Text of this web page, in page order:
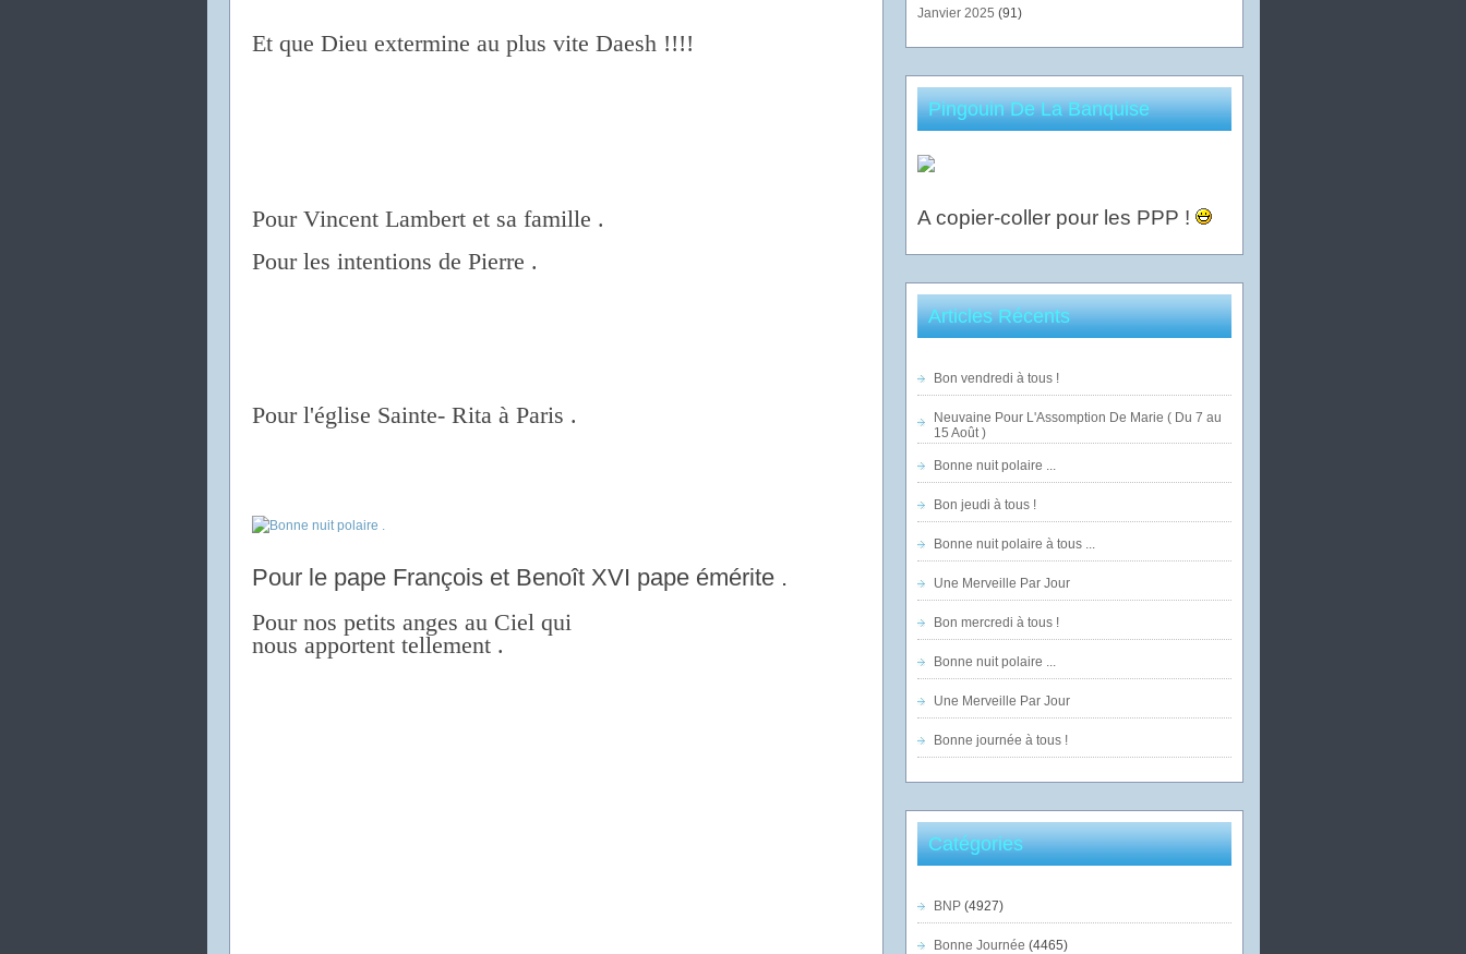
Et que Dieu extermine au plus vite Daesh!!!!
Pour Vincent Lambert et sa famille .
Pour les intentions de Pierre .
Pour l'église Sainte- Rita à Paris .
Pour le pape François et Benoît XVI pape émérite .
Pour nos petits anges au Ciel qui
nous apportent tellement .
Janvier 2025 (91)
Pingouin De La Banquise
A copier-coller pour les PPP !
Articles Récents
Bon vendredi à tous !
Neuvaine Pour L'Assomption De Marie ( Du 7 au
15 Août )
Bonne nuit polaire ...
Bon jeudi à tous !
Bonne nuit polaire à tous ...
Une Merveille Par Jour
Bon mercredi à tous !
Bonne nuit polaire ...
Une Merveille Par Jour
Bonne journée à tous !
Catégories
BNP(4927)
Bonne Journée (4465)